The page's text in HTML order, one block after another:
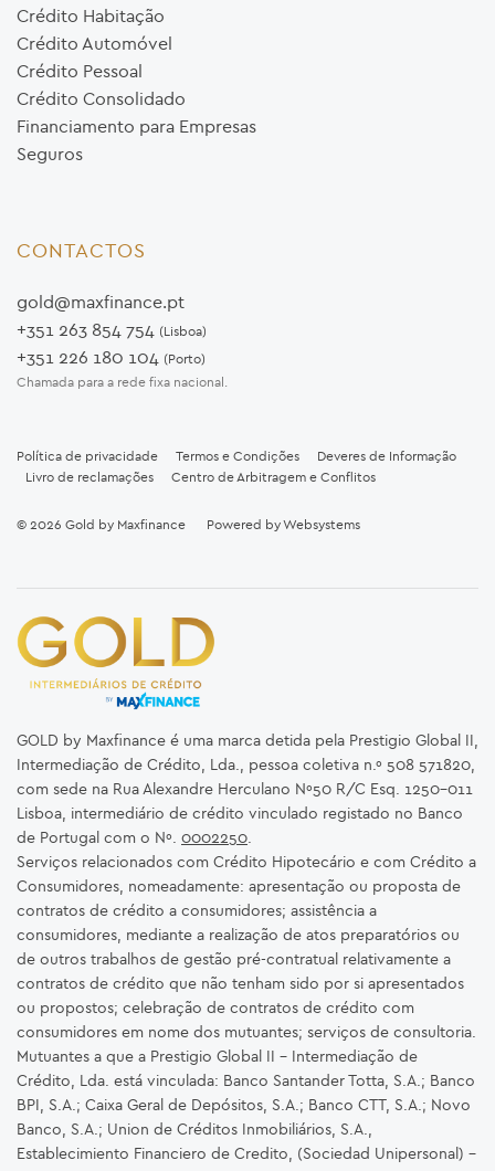
Crédito Habitação
Crédito Automóvel
Crédito Pessoal
Crédito Consolidado
Financiamento para Empresas
Seguros
CONTACTOS
gold@maxfinance.pt
+351 263 854 754 (Lisboa)
+351 226 180 104 (Porto)
Chamada para a rede fixa nacional.
Política de privacidade Termos e Condições
Deveres de Informação
Livro de reclamações
Centro de Arbitragem e Conflitos
© 2026 Gold by Maxfinance Powered byWebsystems
GOLD by Maxfinance é uma marca detida pela Prestigio Global II,
Intermediação de Crédito, Lda., pessoa coletiva n.º 508 571820,
com sede na Rua Alexandre Herculano Nº50 R/C Esq. 1250-011
Lisboa, intermediário de crédito vinculado registado no Banco
de Portugal com o Nº. 0002250.
Serviços relacionados com Crédito Hipotecário e com Crédito a
Consumidores, nomeadamente: apresentação ou proposta de
contratos de crédito a consumidores; assistência a
consumidores, mediante a realização de atos preparatórios ou
de outros trabalhos de gestão pré-contratual relativamente a
contratos de crédito que não tenham sido por si apresentados
ou propostos; celebração de contratos de crédito com
consumidores em nome dos mutuantes; serviços de consultoria.
Mutuantes a que a Prestigio Global II – Intermediação de
Crédito, Lda. está vinculada: Banco Santander Totta, S.A.; Banco
BPI, S.A.; Caixa Geral de Depósitos, S.A.; Banco CTT, S.A.; Novo
Banco, S.A.; Union de Créditos Inmobiliários, S.A.,
Establecimiento Financiero de Credito, (Sociedad Unipersonal) -